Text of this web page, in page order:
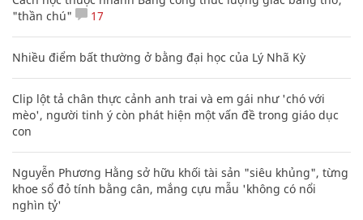
"thần chú"
17
Nhiều điểm bất thường ở bằng đại học của Lý Nhã Kỳ
Clip lột tả chân thực cảnh anh trai và em gái như 'chó với
mèo', người tinh ý còn phát hiện một vấn đề trong giáo dục
con
Nguyễn Phương Hằng sở hữu khối tài sản "siêu khủng", từng
khoe sổ đỏ tính bằng cân, mắng cựu mẫu 'không có nổi
nghìn tỷ'